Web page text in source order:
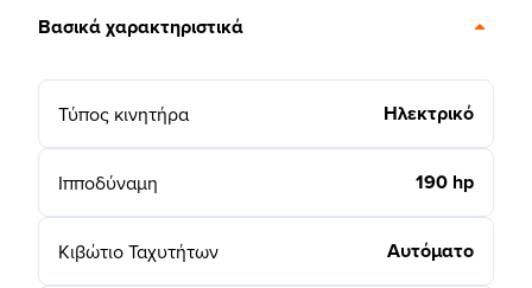
Βασικά χαρακτηριστικά
Τύπος κινητήρα Ηλεκτρικό
Ιπποδύναμη 190 hp
Κιβώτιο Ταχυτήτων Αυτόματο